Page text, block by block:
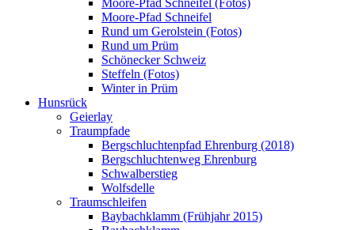
Moore-Pfad Schneifel (Fotos)
Moore-Pfad Schneifel
Rund um Gerolstein (Fotos)
Rund um Prüm
Schönecker Schweiz
Steffeln (Fotos)
Winter in Prüm
Hunsrück
Geierlay
Traumpfade
Bergschluchtenpfad Ehrenburg (2018)
Bergschluchtenweg Ehrenburg
Schwalberstieg
Wolfsdelle
Traumschleifen
Baybachklamm (Frühjahr 2015)